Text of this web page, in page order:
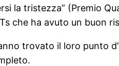
la tristezza” (Premio
che ha avuto un buon
trovato il loro punto